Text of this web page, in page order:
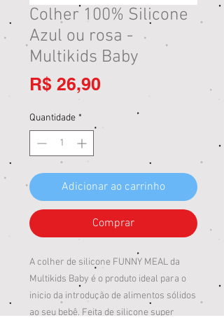
Colher 100% Silicone
Azul ou rosa -
Multikids Baby
R$ 26,90
Quantidade *
Adicionar ao carrinho
Comprar
A colher de silicone FUNNY MEAL da
Multikids Baby é o produto ideal para o
inicio da introdução de alimentos sólidos
ao seu bebê. Feita de silicone super